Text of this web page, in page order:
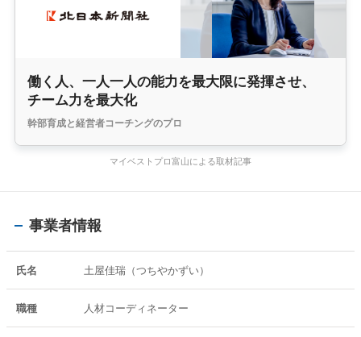
働く人、一人一人の能力を最大限に発揮させ、
チーム力を最大化
幹部育成と経営者コーチングのプロ
マイベストプロ富山による取材記事
事業者情報
氏名 土屋佳瑞（つちやかずい）
職種 人材コーディネーター